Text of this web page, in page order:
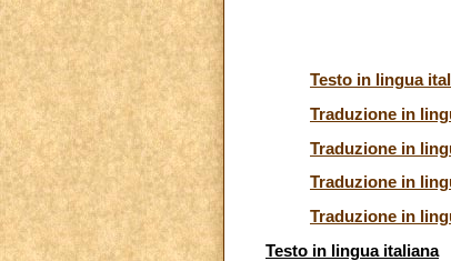
Testo in lingua
Traduzione in
Traduzione in
Traduzione in
Traduzione in
Testo in lingua italiana